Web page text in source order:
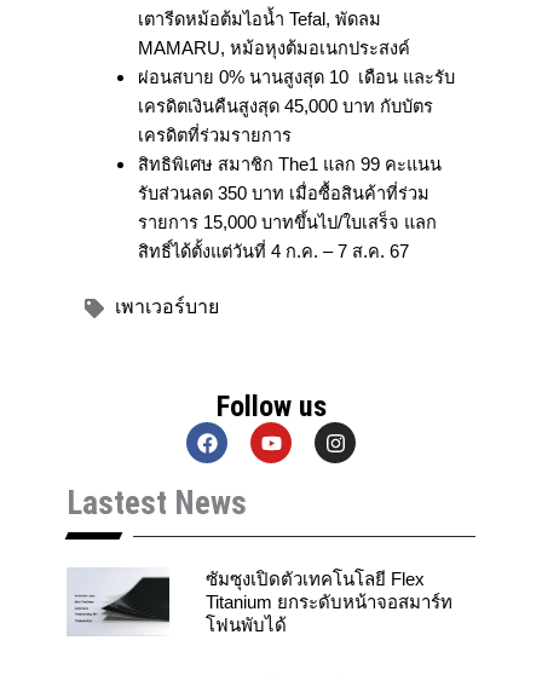
เตารีดหม้อต้มไอน้ำ Tefal, พัดลม
MAMARU, หม้อหุงต้มอเนกประสงค์
ผ่อนสบาย 0% นานสูงสุด 10 เดือน และรับ
เครดิตเงินคืนสูงสุด 45,000 บาท กับบัตร
เครดิตที่ร่วมรายการ
สิทธิพิเศษ สมาชิก The1 แลก 99 คะแนน
รับส่วนลด 350 บาท เมื่อซื้อสินค้าที่ร่วม
รายการ 15,000 บาทขึ้นไป/ใบเสร็จ แลก
สิทธิ์ได้ตั้งแต่วันที่ 4 ก.ค. – 7 ส.ค. 67
เพาเวอร์บาย
Follow us
F
a
e
b
o
k
Y
o
b
I
n
g
a
m
Lastest News
ซัมซุงเปิดตัวเทคโนโลยี Flex
Titanium ยกระดับหน้าจอสมาร์ท
โฟนพับได้